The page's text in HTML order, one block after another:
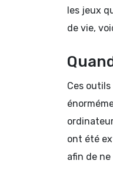
les jeux
de vie,
Ces
ont été
afin de